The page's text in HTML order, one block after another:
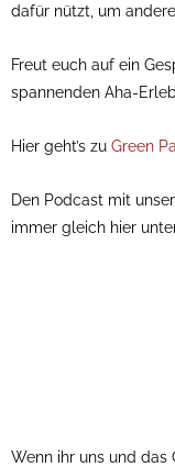
dafür nützt, um
Freut euch auf ein
spannenden Aha-
Hier geht’s zu Green
Den Podcast mit
immer gleich hier
Wenn ihr uns und das